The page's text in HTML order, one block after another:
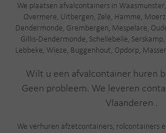
We plaatsen afvalcontainers in
Overmere, Uitbergen, Zele, Hamme,
Dendermonde, Grembergen, Mespelare,
Gillis-Dendermonde, Schellebelle,
Lebbeke, Wieze, Buggenhout, Opdorp,
Wilt u een afvalcontainer huren
Geen probleem. We leveren
Vlaanderen .
We verhuren afzetcontainers, rolcontainers